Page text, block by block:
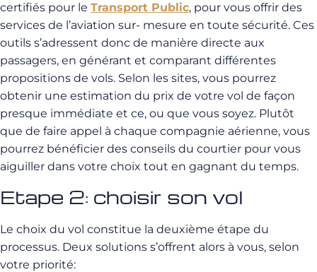
certifiés pour le Transport Public, pour vous offrir des
services de l’aviation sur- mesure en toute sécurité. Ces
outils s’adressent donc de manière directe aux
passagers, en générant et comparant différentes
propositions de vols. Selon les sites, vous pourrez
obtenir une estimation du prix de votre vol de façon
presque immédiate et ce, ou que vous soyez. Plutôt
que de faire appel à chaque compagnie aérienne, vous
pourrez bénéficier des conseils du courtier pour vous
aiguiller dans votre choix tout en gagnant du temps.
Etape 2: choisir son vol
Le choix du vol constitue la deuxième étape du
processus. Deux solutions s’offrent alors à vous, selon
votre priorité: